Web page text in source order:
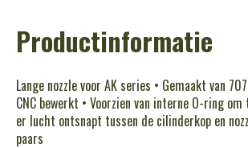
Productinformatie
Lange nozzle voor AK series • Gemaakt van
CNC bewerkt • Voorzien van interne O-ring
er lucht ontsnapt tussen de cilinderkop en
paars